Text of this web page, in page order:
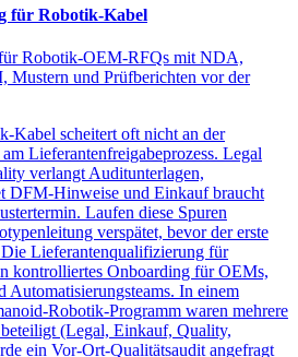
für Robotik-Kabel
Robotik-OEM-RFQs mit NDA,
Mustern und Prüfberichten vor der
Kabel scheitert oft nicht an der
Lieferantenfreigabeprozess. Legal
verlangt Auditunterlagen,
DFM-Hinweise und Einkauf braucht
Laufen diese Spuren
verspätet, bevor der erste
Lieferantenqualifizierung für
kontrolliertes Onboarding für OEMs,
Automatisierungsteams. In einem
Robotik-Programm waren mehrere
(Legal, Einkauf, Quality,
ein Vor-Ort-Qualitätsaudit angefragt